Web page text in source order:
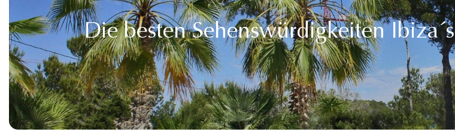
Die besten Sehenswürdigkeiten Ibiza´s